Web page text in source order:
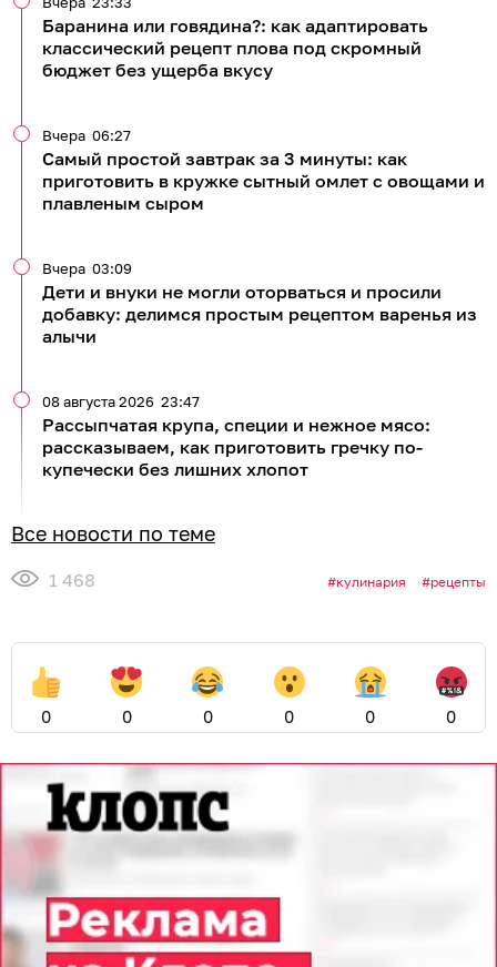
Баранина или говядина?: как адаптировать
классический рецепт плова под скромный
бюджет без ущерба вкусу
Самый простой завтрак за 3 минуты: как
приготовить в кружке сытный омлет с овощами и
плавленым сыром
Вчера 06:27
Дети и внуки не могли оторваться и просили
добавку: делимся простым рецептом варенья из
алычи
Вчера 03:09
Рассыпчатая крупа, специи и нежное мясо:
рассказываем, как приготовить гречку по-
купечески без лишних хлопот
08 августа 2026 23:47
Все новости по теме
1 468 кулинария рецепты
0 0 0 0 0 0